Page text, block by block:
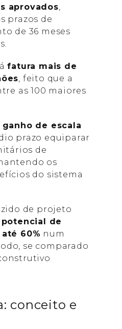
aprovados,
prazos de
de 36 meses
fatura mais de
, feito que a
as 100 maiores
de escala
prazo equiparar
de
os
do sistema
de projeto
de
60% num
se comparado
conceito e